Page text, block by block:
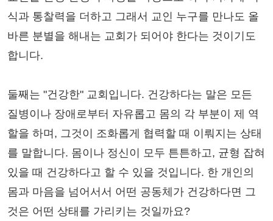
식과 통찰력을 더하고 그래서 교인 누구를 만나도 올
바른 분별을 해내는 교회가 되어야 한다는 것이기도
합니다.
둘째는 "건강한" 교회입니다. 건강하다는 말은 모든
질병이나 장애로부터 자유롭고 몸의 각 부분이 제 역
할을 하며, 그것이 조화롭게 협력할 때 이뤄지는 상태
를 말합니다. 몸이나 정신이 모두 튼튼하고, 균형 잡혀
있을 때 건강하다고 할 수 있을 것입니다. 한 개인의
몸과 마음을 넘어서서 어떤 공동체가 건강하다면 그
것은 어떤 상태를 가리키는 것일까요?